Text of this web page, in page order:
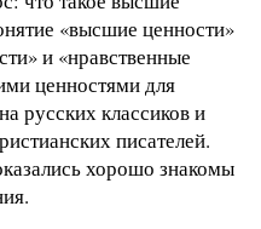
«высшие ценности»
и «нравственные
ценностями для
русских классиков и
писателей.
хорошо знакомы